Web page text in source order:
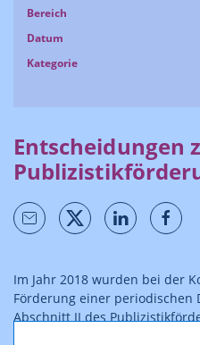
Bereich
Datum
Kategorie
Entscheidungen
Im Jahr 2018 wurden bei der
Förderung einer periodischen
Abschnitt II des